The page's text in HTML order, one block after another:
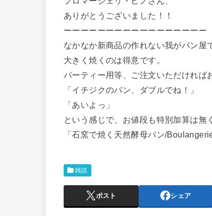
ありがとうございました！！
ーーーーーーーーーーーーーーーーー
なかなか新商品の作れない我がパン屋
大きく焼くのは得意です。
パーティー用等、ご注文いただければ
「イチジクのパン、ダブルでね！」
「あいよっ」
という感じで、お値段も特別加算は無
「石窯で焼く天然酵母パン/
雑談
ポスト シェア